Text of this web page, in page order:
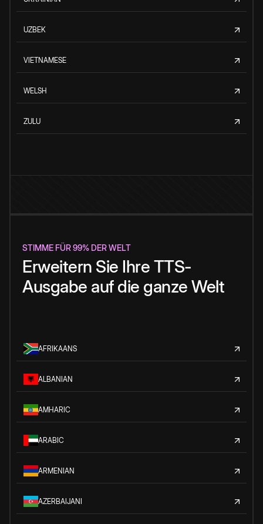
UZBEK
VIETNAMESE
WELSH
ZULU
STIMME FÜR 99% DER WELT
Erweitern Sie Ihre TTS-
Ausgabe auf die ganze Welt
AFRIKAANS
ALBANIAN
AMHARIC
ARABIC
ARMENIAN
AZERBAIJANI